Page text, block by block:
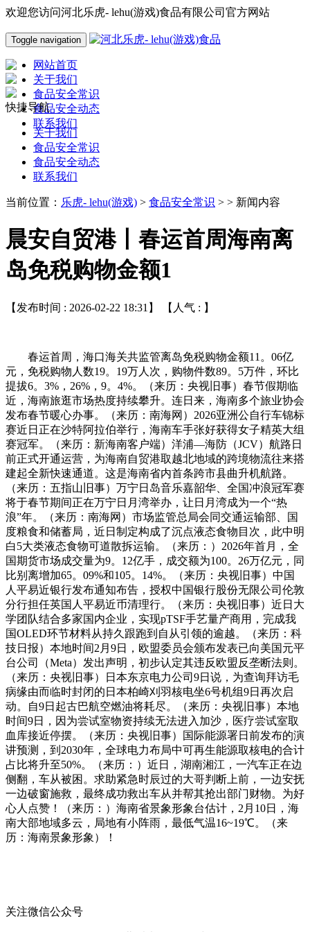
欢迎您访问河北乐虎- lehu(游戏)食品有限公司官方网站
Toggle navigation
网站首页
关于我们
食品安全常识
食品安全动态
联系我们
快捷导航
关于我们
食品安全常识
食品安全动态
联系我们
当前位置： 乐虎- lehu(游戏) > 食品安全常识 > > 新闻内容
晨安自贸港丨春运首周海南离
岛免税购物金额1
【发布时间 : 2026-02-22 18:31】 【人气 : 】
春运首周，海口海关共监管离岛免税购物金额11。06亿
元，免税购物人数19。19万人次，购物件数89。5万件，环比
提拔6。3%，26%，9。4%。（来历：央视旧事）春节假期临
近，海南旅逛市场热度持续攀升。连日来，海南多个旅业协会
发布春节暖心办事。（来历：南海网）2026亚洲公自行车锦标
赛近日正在沙特阿拉伯举行，海南车手张好获得女子精英大组
赛冠军。（来历：新海南客户端）洋浦—海防（JCV）航路日
前正式开通运营，为海南自贸港取越北地域的跨境物流往来搭
建起全新快速通道。这是海南省内首条跨市县曲升机航路。
（来历：五指山旧事）万宁日岛音乐嘉韶华、全国冲浪冠军赛
将于春节期间正在万宁日月湾举办，让日月湾成为一个“热
浪”年。（来历：南海网）市场监管总局会同交通运输部、国
度粮食和储蓄局，近日制定构成了沉点液态食物目次，此中明
白5大类液态食物可道散拆运输。（来历：）2026年首月，全
国期货市场成交量为9。12亿手，成交额为100。26万亿元，同
比别离增加65。09%和105。14%。（来历：央视旧事）中国
人平易近银行发布通知布告，授权中国银行股份无限公司伦敦
分行担任英国人平易近币清理行。（来历：央视旧事）近日大
学团队结合多家国内企业，实现pTSF手艺量产商用，完成我
国OLED环节材料从持久跟跑到自从引领的逾越。（来历：科
技日报）本地时间2月9日，欧盟委员会颁布发表已向美国元平
台公司（Meta）发出声明，初步认定其违反欧盟反垄断法则。
（来历：央视旧事）日本东京电力公司9日说，为查询拜访毛
病缘由而临时封闭的日本柏崎刈羽核电坐6号机组9日再次启
动。自9日起古巴航空燃油将耗尽。（来历：央视旧事）本地
时间9日，因为尝试室物资持续无法进入加沙，医疗尝试室取
血库接近停摆。（来历：央视旧事）国际能源署日前发布的演
讲预测，到2030年，全球电力布局中可再生能源取核电的合计
占比将升至50%。（来历：）近日，湖南湘江，一汽车正在边
侧翻，车从被困。求助紧急时辰过的大哥判断上前，一边安抚
一边破窗施救，最终成功救出车从并帮其抢出部门财物。为好
心人点赞！（来历：）海南省景象形象台估计，2月10日，海
南大部地域多云，局地有小阵雨，最低气温16~19℃。（来
历：海南景象形象）！
关注微信公众号